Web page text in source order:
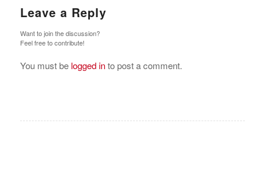
Leave a Reply
Want to join the discussion?
Feel free to contribute!
You must be logged into post a comment.